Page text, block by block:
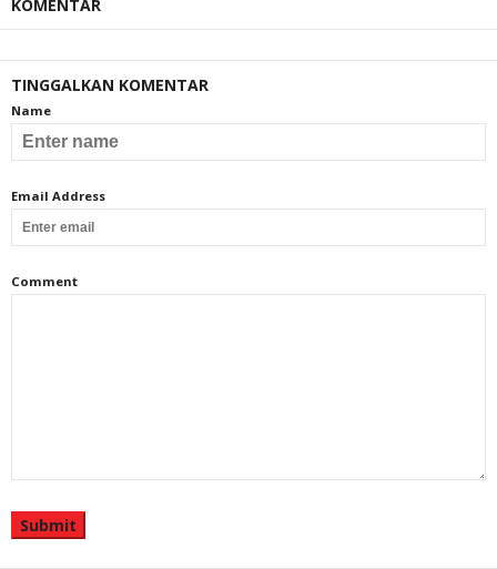
KOMENTAR
TINGGALKAN KOMENTAR
Name
Email Address
Comment